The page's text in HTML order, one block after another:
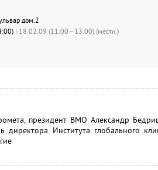
дом.2
| 18.02.09 (11:00—13:00) (местн.)
президент ВМО Александр
директора Института глобального